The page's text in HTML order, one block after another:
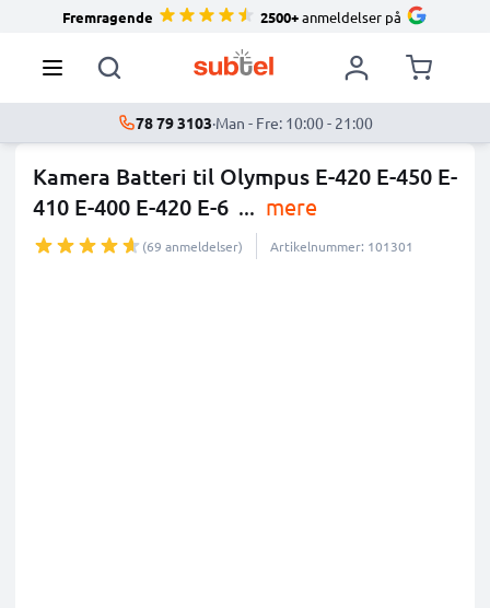
Fremragende 2500+anmeldelser på
78 79 3103·Man - Fre: 10:00 - 21:00
Kamera Batteri til Olympus E-420 E-450 E-
410 E-400 E-420 E-6 ... mere
(69 anmeldelser) Artikelnummer: 101301